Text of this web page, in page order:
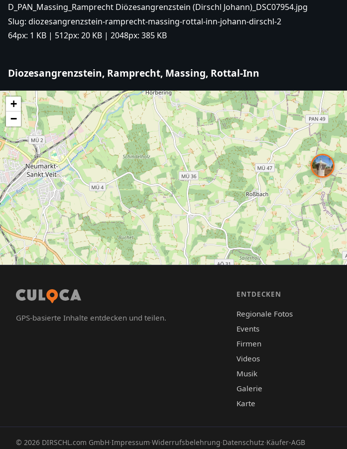
D_PAN_Massing_Ramprecht Diözesangrenzstein (Dirschl Johann)_DSC07954.jpg
Slug: diozesangrenzstein-ramprecht-massing-rottal-inn-johann-dirschl-2
64px: 1 KB | 512px: 20 KB | 2048px: 385 KB
Diozesangrenzstein, Ramprecht, Massing, Rottal-Inn
+
−
GPS-basierte Inhalte entdecken und teilen.
ENTDECKEN
Regionale Fotos
Events
Firmen
Videos
Musik
Galerie
Karte
© 2026 DIRSCHL.com GmbH·Impressum·Widerrufsbelehrung·Datenschutz·Käufer-AGB